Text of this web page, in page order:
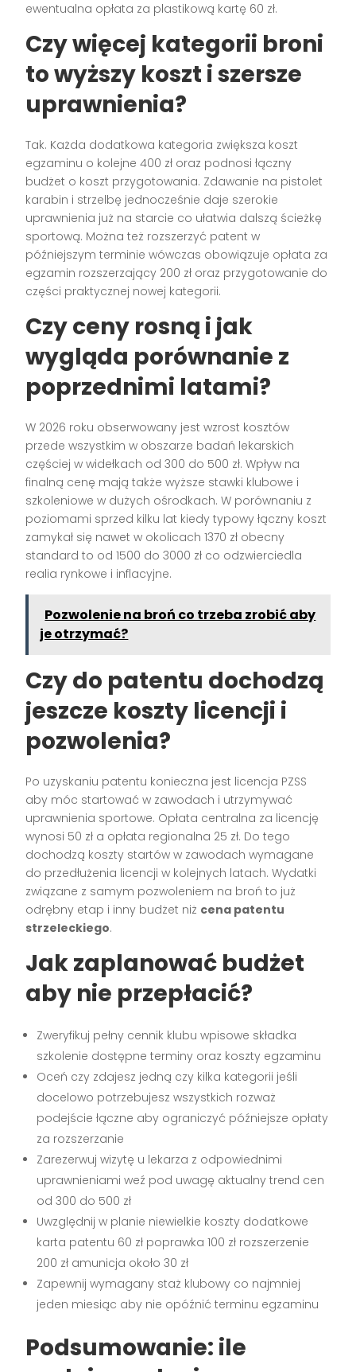
ewentualna opłata za plastikową kartę 60 zł.
Czy więcej kategorii broni
to wyższy koszt i szersze
uprawnienia?
Tak. Każda dodatkowa kategoria zwiększa koszt
egzaminu o kolejne 400 zł oraz podnosi łączny
budżet o koszt przygotowania. Zdawanie na pistolet
karabin i strzelbę jednocześnie daje szerokie
uprawnienia już na starcie co ułatwia dalszą ścieżkę
sportową. Można też rozszerzyć patent w
późniejszym terminie wówczas obowiązuje opłata za
egzamin rozszerzający 200 zł oraz przygotowanie do
części praktycznej nowej kategorii.
Czy ceny rosną i jak
wygląda porównanie z
poprzednimi latami?
W 2026 roku obserwowany jest wzrost kosztów
przede wszystkim w obszarze badań lekarskich
częściej w widełkach od 300 do 500 zł. Wpływ na
finalną cenę mają także wyższe stawki klubowe i
szkoleniowe w dużych ośrodkach. W porównaniu z
poziomami sprzed kilku lat kiedy typowy łączny koszt
zamykał się nawet w okolicach 1370 zł obecny
standard to od 1500 do 3000 zł co odzwierciedla
realia rynkowe i inflacyjne.
Pozwolenie na broń co trzeba zrobić aby
je otrzymać?
Czy do patentu dochodzą
jeszcze koszty licencji i
pozwolenia?
Po uzyskaniu patentu konieczna jest licencja PZSS
aby móc startować w zawodach i utrzymywać
uprawnienia sportowe. Opłata centralna za licencję
wynosi 50 zł a opłata regionalna 25 zł. Do tego
dochodzą koszty startów w zawodach wymagane
do przedłużenia licencji w kolejnych latach. Wydatki
związane z samym pozwoleniem na broń to już
odrębny etap i inny budżet niż cena patentu
strzeleckiego.
Jak zaplanować budżet
aby nie przepłacić?
Zweryfikuj pełny cennik klubu wpisowe składka
szkolenie dostępne terminy oraz koszty egzaminu
Oceń czy zdajesz jedną czy kilka kategorii jeśli
docelowo potrzebujesz wszystkich rozważ
podejście łączne aby ograniczyć późniejsze opłaty
za rozszerzanie
Zarezerwuj wizytę u lekarza z odpowiednimi
uprawnieniami weź pod uwagę aktualny trend cen
od 300 do 500 zł
Uwzględnij w planie niewielkie koszty dodatkowe
karta patentu 60 zł poprawka 100 zł rozszerzenie
200 zł amunicja około 30 zł
Zapewnij wymagany staż klubowy co najmniej
jeden miesiąc aby nie opóźnić terminu egzaminu
Podsumowanie: ile